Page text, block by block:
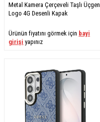
Metal Kamera Çerçeveli Taşlı Üçgen
Logo 4G Desenli Kapak
Ürünün fiyatını görmek için bayi
girişi yapınız